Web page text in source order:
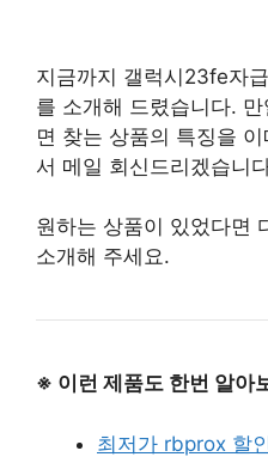
지금까지 갤럭시23fe자
를 소개해 드렸습니다.
면 찾는 상품의 특징을
서 메일 회신드리겠습니
원하는 상품이 있었다면
소개해 주세요.
※ 이런 제품도 한번 알아
최저가 rbprox 할